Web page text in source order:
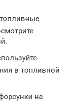
в топливной
на